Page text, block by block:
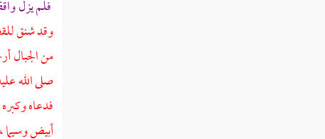
فلم يزل
وقد شنق
من الجبال
صلى الله
فدعاه
أبيض